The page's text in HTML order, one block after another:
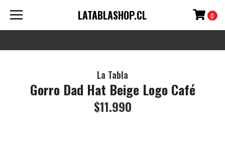
LATABLASHOP.CL 0
La Tabla
Gorro Dad Hat Beige Logo Café
$11.990